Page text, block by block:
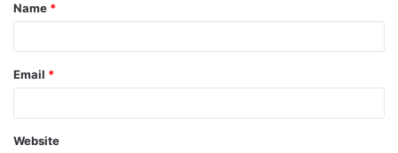
Name *
Email *
Website